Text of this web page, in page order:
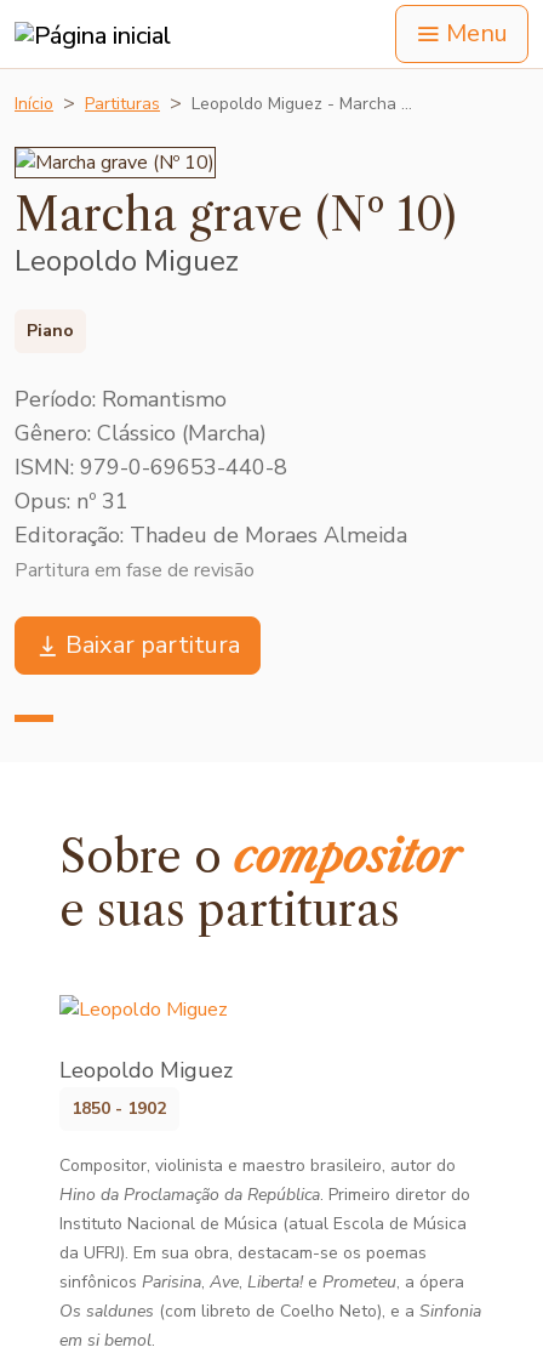
Menu
Início Partituras Leopoldo Miguez - Marcha …
Marcha grave (Nº 10)
Leopoldo Miguez
Piano
Período: Romantismo
Gênero: Clássico (Marcha)
ISMN: 979-0-69653-440-8
Opus: nº 31
Editoração: Thadeu de Moraes Almeida
Partitura em fase de revisão
Baixar partitura
Sobre ocompositor
e suas partituras
Leopoldo Miguez
1850 - 1902
Compositor, violinista e maestro brasileiro, autor do
Hino da Proclamação da República. Primeiro diretor do
Instituto Nacional de Música (atual Escola de Música
da UFRJ). Em sua obra, destacam-se os poemas
sinfônicosParisina,Ave,Liberta!ePrometeu, a ópera
Os saldunes (com libreto de Coelho Neto), e a Sinfonia
em si bemol.